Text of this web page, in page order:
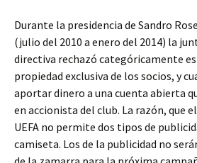
Durante la presidencia de Sandro
(julio del 2010 a enero del 2014) la
directiva rechazó categóricamente
propiedad exclusiva de los socios, y
aportar dinero a una cuenta abierta
en accionista del club. La razón, que
UEFA no permite dos tipos de
camiseta. Los de la publicidad no